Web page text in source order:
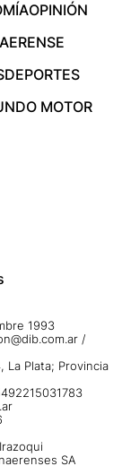
OPINIÓN
DEPORTES
MOTOR
1993
/
La Plata; Provincia
SA